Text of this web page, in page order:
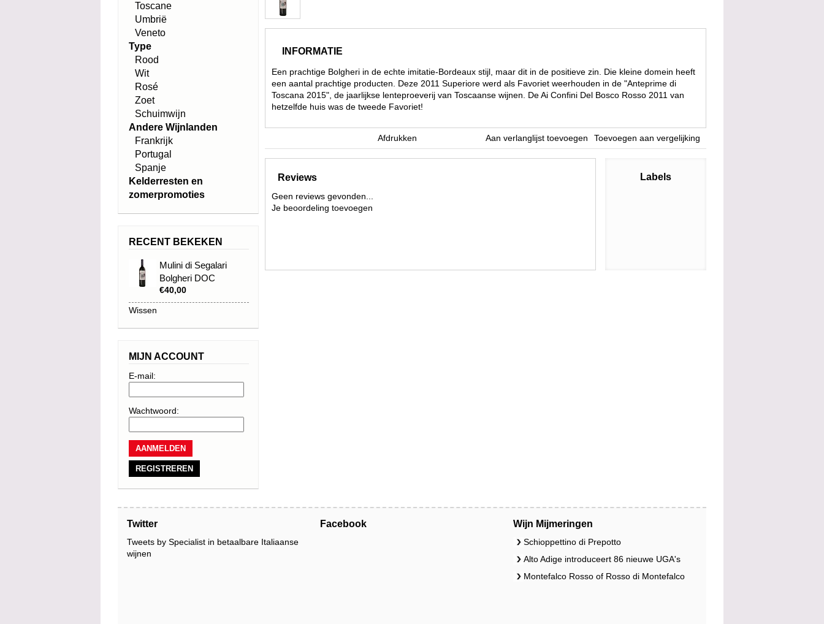
INFORMATIE
Een prachtige Bolgheri in de echte imitatie-Bordeaux stijl, maar dit in de positieve zin. Die kleine domein heeft
een aantal prachtige producten. Deze 2011 Superiore werd als Favoriet weerhouden in de "Anteprime di
Toscana 2015", de jaarlijkse lenteproeverij van Toscaanse wijnen. De Ai Confini Del Bosco Rosso 2011 van
hetzelfde huis was de tweede Favoriet!
Toevoegen aan vergelijking
Aan verlanglijst toevoegen
Afdrukken
Reviews
Geen reviews gevonden...
Je beoordeling toevoegen
Labels
Toscane
Umbrië
Veneto
Type
Rood
Wit
Rosé
Zoet
Schuimwijn
Andere Wijnlanden
Frankrijk
Portugal
Spanje
Kelderresten en
zomerpromoties
RECENT BEKEKEN
Mulini di Segalari
Bolgheri DOC
Superiore Mulini di
Segalari 2011
€40,00
Wissen
MIJN ACCOUNT
E-mail:
Wachtwoord:
REGISTREREN
Twitter
Tweets by Specialist in betaalbare Italiaanse
wijnen
Facebook Wijn Mijmeringen
Schioppettino di Prepotto
Alto Adige introduceert 86 nieuwe UGA's
Montefalco Rosso of Rosso di Montefalco